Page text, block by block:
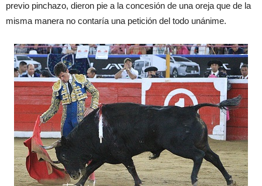
previo pinchazo, dieron pie a la concesión de una oreja que de la
misma manera no contaría una petición del todo unánime.